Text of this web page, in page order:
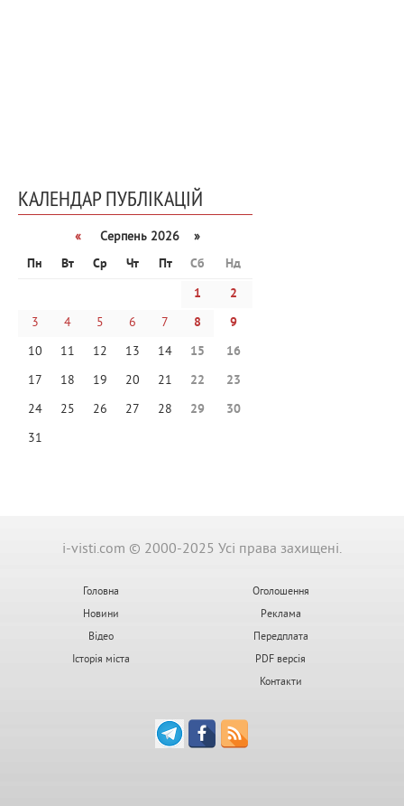
КАЛЕНДАР ПУБЛІКАЦІЙ
«
Серпень 2026 »
Пн
Вт Ср Чт Пт Сб
Нд
1
2
3
4 5 6 7 8
9
10
11 12 13 14 15
16
17
18 19 20 21 22
23
24
25 26 27 28 29
30
31
i-visti.com © 2000-2025 Усі права захищені.
Головна
Новини
Відео
Історія міста
Оголошення
Реклама
Передплата
PDF версія
Контакти